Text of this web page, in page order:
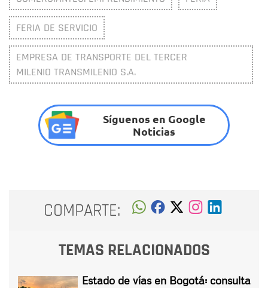
FERIA DE SERVICIO
EMPRESA DE TRANSPORTE DEL TERCER
MILENIO TRANSMILENIO S.A.
Síguenos en Google
Noticias
COMPARTE:
TEMAS RELACIONADOS
Estado de vías en Bogotá: consulta